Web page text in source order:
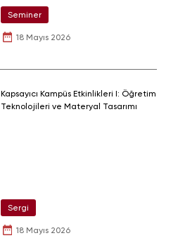
Seminer
18 Mayıs 2026
Kapsayıcı Kampüs Etkinlikleri I: Öğretim
Teknolojileri ve Materyal Tasarımı
Sergi
18 Mayıs 2026